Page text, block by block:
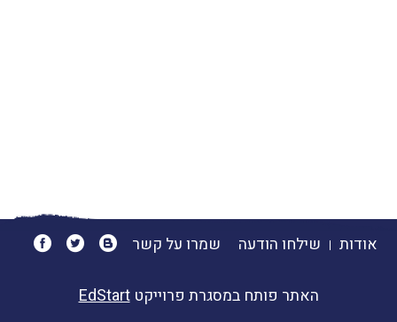
אודות שילחו הודעה שמרו על קשר
האתר פותח במסגרת פרוייקטEdStart